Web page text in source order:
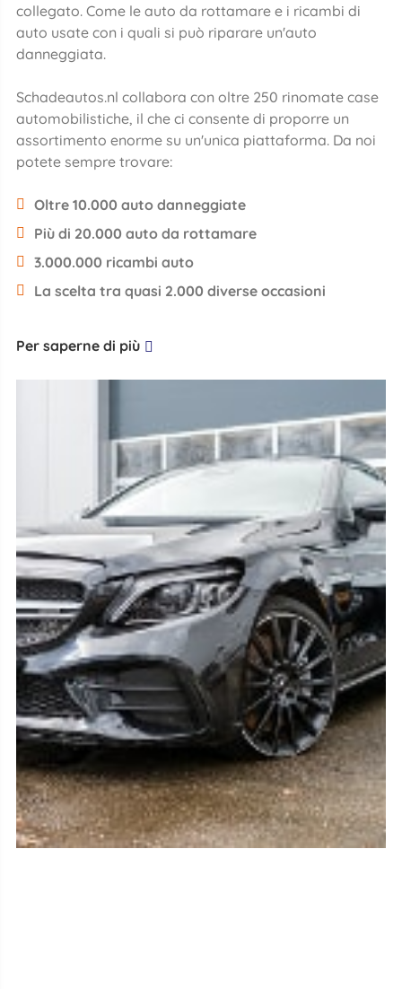
collegato. Come le auto da rottamare e i ricambi di
auto usate con i quali si può riparare un'auto
danneggiata.
Schadeautos.nl collabora con oltre 250 rinomate case
automobilistiche, il che ci consente di proporre un
assortimento enorme su un'unica piattaforma. Da noi
potete sempre trovare:
Oltre 10.000 auto danneggiate
Più di 20.000 auto da rottamare
3.000.000 ricambi auto
La scelta tra quasi 2.000 diverse occasioni
Per saperne di più